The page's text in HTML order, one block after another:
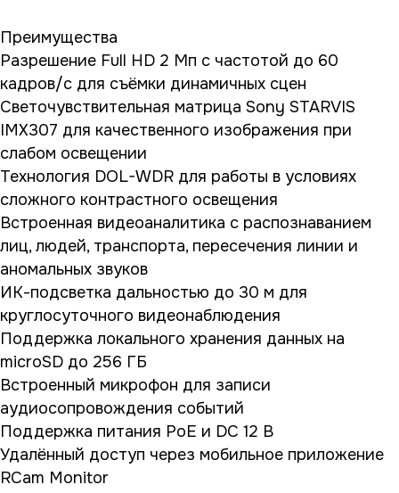
Преимущества
Разрешение Full HD 2 Мп с частотой до 60
кадров/с для съёмки динамичных сцен
Светочувствительная матрица Sony STARVIS
IMX307 для качественного изображения при
слабом освещении
Технология DOL-WDR для работы в условиях
сложного контрастного освещения
Встроенная видеоаналитика с распознаванием
лиц, людей, транспорта, пересечения линии и
аномальных звуков
ИК-подсветка дальностью до 30 м для
круглосуточного видеонаблюдения
Поддержка локального хранения данных на
microSD до 256 ГБ
Встроенный микрофон для записи
аудиосопровождения событий
Поддержка питания PoE и DC 12 В
Удалённый доступ через мобильное приложение
RCam Monitor